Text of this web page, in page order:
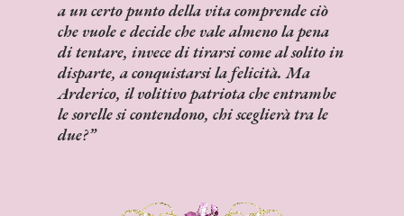
a un certo punto della vita comprende ciò
che vuole e decide che vale almeno la pena
di tentare, invece di tirarsi come al solito in
disparte, a conquistarsi la felicità. Ma
Arderico, il volitivo patriota che entrambe
le sorelle si contendono, chi sceglierà tra le
due?